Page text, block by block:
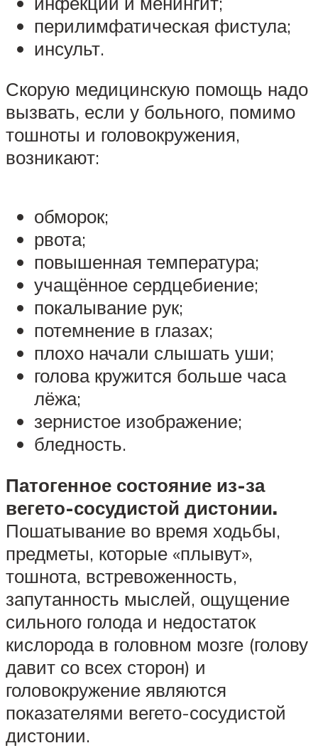
перилимфатическая фистула;
инсульт.
Скорую медицинскую помощь надо
вызвать, если у больного, помимо
тошноты и головокружения,
возникают:
обморок;
рвота;
повышенная температура;
учащённое сердцебиение;
покалывание рук;
потемнение в глазах;
плохо начали слышать уши;
голова кружится больше часа
лёжа;
зернистое изображение;
бледность.
Патогенное состояние из-за
вегето-сосудистой дистонии.
Пошатывание во время ходьбы,
предметы, которые «плывут»,
тошнота, встревоженность,
запутанность мыслей, ощущение
сильного голода и недостаток
кислорода в головном мозге (голову
давит со всех сторон) и
головокружение являются
показателями вегето-сосудистой
дистонии.